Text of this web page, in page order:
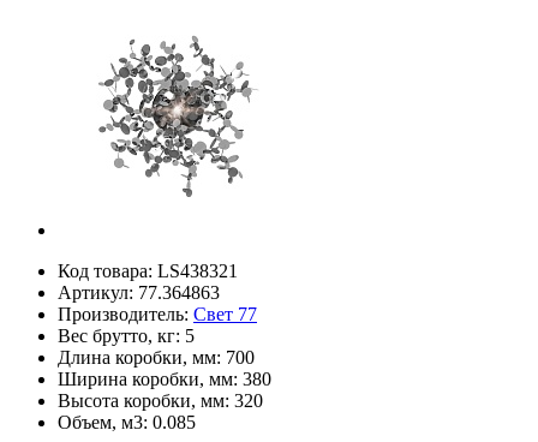
Код товара: LS438321
Артикул: 77.364863
Производитель: Свет 77
Вес брутто, кг: 5
Длина коробки, мм: 700
Ширина коробки, мм: 380
Высота коробки, мм: 320
Объем, м3: 0.085